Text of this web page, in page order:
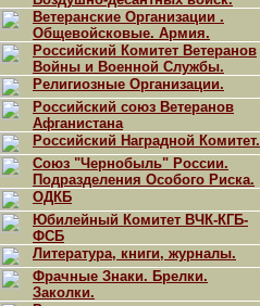
Ветеранские Организации .
Общевойсковые. Армия.
Российский Комитет Ветеранов
Войны и Военной Службы.
Религиозные Организации.
Российский союз Ветеранов
Афганистана
Российский Наградной Комитет.
Союз "Чернобыль" России.
Подразделения Особого Риска.
ОДКБ
Юбилейный Комитет ВЧК-КГБ-
ФСБ
Литература, книги, журналы.
Фрачные Знаки. Брелки.
Заколки.